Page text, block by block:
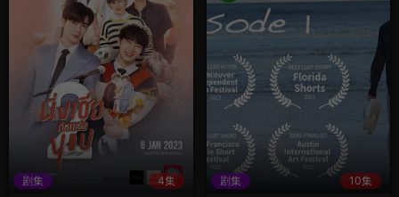
剧集 4集 剧集 10集